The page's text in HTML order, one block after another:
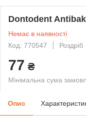
Dontodent
Немає в наявності
Код: 770547
Роздріб
77 ₴
Мінімальна сума
Опис